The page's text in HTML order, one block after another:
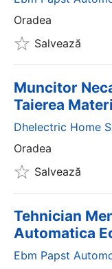
Oradea
Salvează
Muncitor
Taierea
Dhelectric Home
Oradea
Salvează
Tehnician
Automatica
Ebm Papst